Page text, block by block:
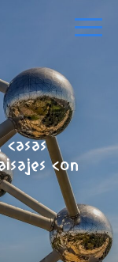
casas
con